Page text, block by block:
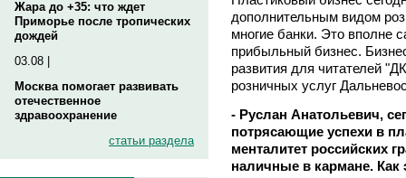
Жара до +35: что ждет
Приморье после тропических
дождей
03.08 |
Москва помогает развивать
отечественное
здравоохранение
статьи раздела
дополнительным видом
многие банки. Это вполне
прибыльный бизнес.
развития для читателей
розничных услуг
- Руслан Анатольевич,
потрясающие успехи в
менталитет российских
наличные в кармане. Как